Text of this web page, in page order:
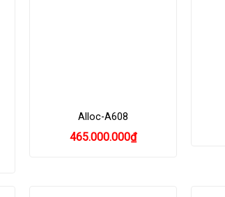
Alloc-A608
465.000.000₫